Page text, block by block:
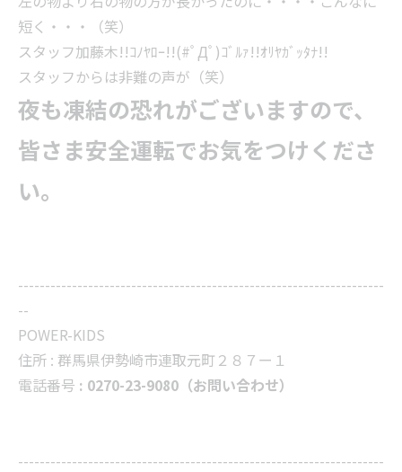
短く・・・（笑）
スタッフ加藤木!!ｺﾉﾔﾛｰ!!(#ﾟДﾟ)ｺﾞﾙｧ!!ｵﾘﾔｶﾞｯﾀﾅ!!
スタッフからは非難の声が（笑）
夜も凍結の恐れがございますので、
皆さま安全運転でお気をつけくださ
い。
--------------------------------------------------------------------
--
POWER-KIDS
住所 : 群馬県伊勢崎市連取元町２８７ー１
電話番号 : 0270-23-9080（お問い合わせ）
--------------------------------------------------------------------